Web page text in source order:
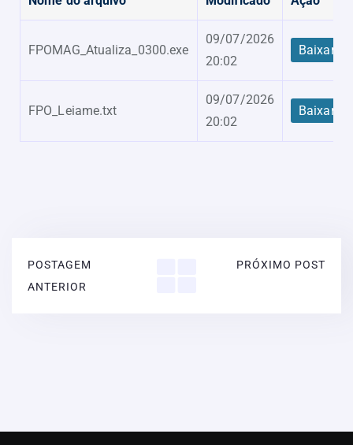
FPOMAG_Atualiza_0300.exe
09/07/2026
20:02
Baixar
FPO_Leiame.txt
09/07/2026
20:02
Baixar
POSTAGEM
ANTERIOR
PRÓXIMO POST